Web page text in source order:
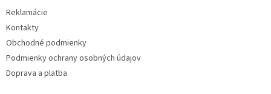
Reklamácie
Kontakty
Obchodné podmienky
Podmienky ochrany osobných údajov
Doprava a platba